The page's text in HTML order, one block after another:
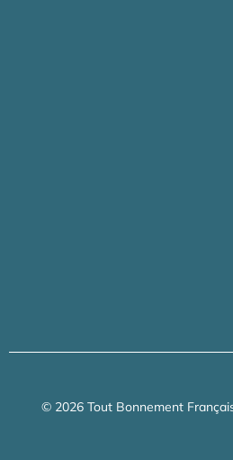
© 2026 Tout Bonnement